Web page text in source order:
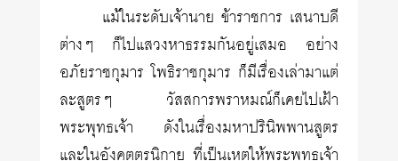
แม้ในระดับเจ้านาย ข้าราชการ เสนาบดี
ต่างๆ ก็ไปแสวงหาธรรมกันอยู่เสมอ อย่าง
อภัยราชกุมาร โพธิราชกุมาร ก็มีเรื่องเล่ามาแต่
ละสูตรๆ วัสสการพราหมณ์ก็เคยไปเฝ้า
พระพุทธเจ้า ดังในเรื่องมหาปรินิพพานสูตร